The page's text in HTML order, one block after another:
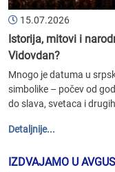
15.07.2026
Istorija, mitovi i
Vidovdan?
Mnogo je datuma u
simbolike – počev od
do slava, svetaca i
Detaljnije...
IZDVAJAMO U